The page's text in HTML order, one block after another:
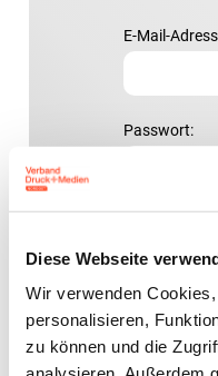
Diese Webseite
Wir verwenden
personalisieren,
zu können und die
E-Mail-
Passwort:
Passwort